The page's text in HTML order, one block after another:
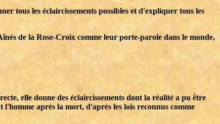
tous les éclaircissements possibles et d'expliquer tous les
de la Rose-Croix comme leur porte-parole dans le monde,
elle donne des éclaircissements dont la réalité a pu être
après la mort, d'après les lois reconnus comme